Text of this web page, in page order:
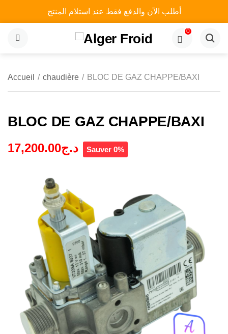
أطلب الآن والدفع فقط عند استلام المنتج
MENU
0
Accueil / chaudière / BLOC DE GAZ CHAPPE/BAXI
BLOC DE GAZ CHAPPE/BAXI
د.ج17,200.00 Sauver 0%